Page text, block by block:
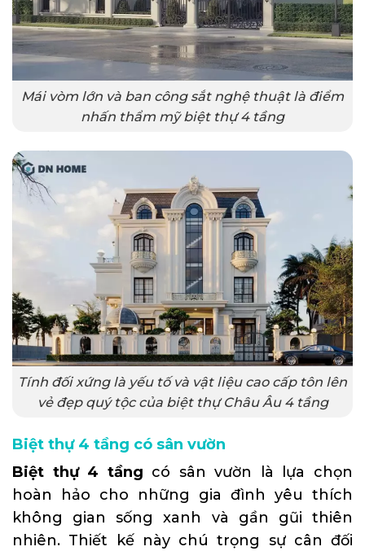
Mái vòm lớn và ban công sắt nghệ thuật là điểm
nhấn thẩm mỹ biệt thự 4 tầng
Tính đối xứng là yếu tố và vật liệu cao cấp tôn lên
vẻ đẹp quý tộc của biệt thự Châu Âu 4 tầng
Biệt thự 4 tầng có sân vườn
Biệt thự 4 tầng có sân vườn là lựa chọn
hoàn hảo cho những gia đình yêu thích
không gian sống xanh và gần gũi thiên
nhiên. Thiết kế này chú trọng sự cân đối